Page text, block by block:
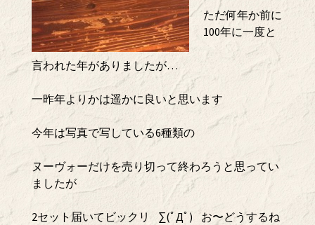
ただ何年か前に
100年に一度と
言われた年がありましたが…
一昨年よりかは遥かに良いと思います
今年は写真で写している6種類の
ヌーヴォーだけを売り切って終わろうと思ってい
ましたが
2セット届いてビックリ ∑(ﾟДﾟ) お〜どうするね